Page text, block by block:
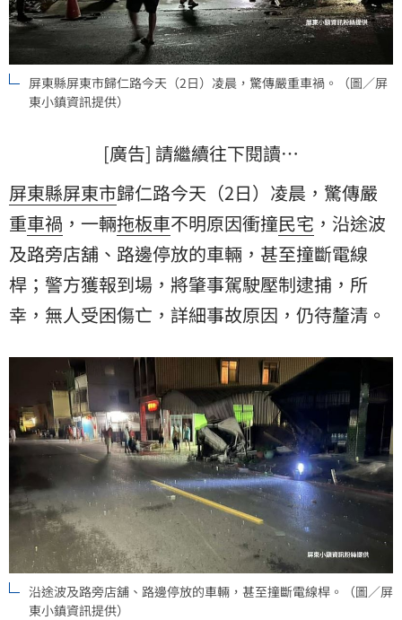
屏東縣屏東市歸仁路今天（2日）凌晨，驚傳嚴重車禍。（圖／屏
東小鎮資訊提供）
[廣告] 請繼續往下閱讀…
屏東縣屏東市歸仁路今天（2日）凌晨，驚傳嚴
重車禍 ，一輛拖板車不明原因衝撞民宅 ，沿途波
及路旁店舖、路邊停放的車輛，甚至撞斷電線
桿；警方獲報到場，將肇事駕駛壓制逮捕，所
幸，無人受困傷亡，詳細事故原因，仍待釐清。
沿途波及路旁店舖、路邊停放的車輛，甚至撞斷電線桿。（圖／屏
東小鎮資訊提供）